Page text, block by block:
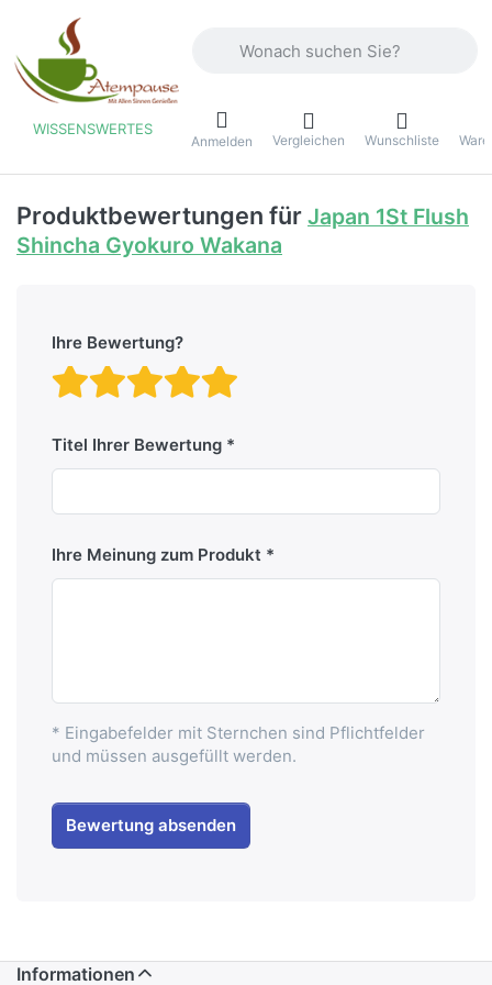
WISSENSWERTES
Anmelden Vergleichen Wunschliste
Produktbewertungen für Japan 1St Flush
Shincha Gyokuro Wakana
Ihre Bewertung?
Bewertung: 4 von
Bewertung: 3 von 5
Bewertung: 2 von 5
Bewertung: 1 von 5
Titel Ihrer Bewertung
Ihre Meinung zum Produkt
* Eingabefelder mit Sternchen sind Pflichtfelder
und müssen ausgefüllt werden.
Bewertung absenden
Informationen